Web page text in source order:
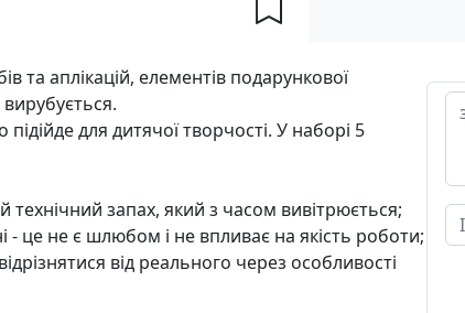
та аплікацій, елементів подарункової
вирубується.
для дитячої творчості. У наборі 5
запах, який з часом вивітрюється;
- це не є шлюбом і не впливає на якість роботи;
від реального через особливості